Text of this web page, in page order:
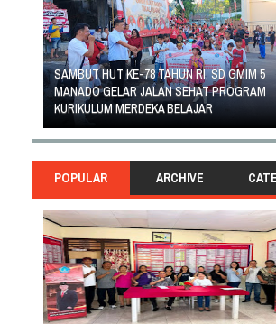
SDN 10 TUBABA GELAR KEGIATAN
PILAR PANCASILA
POPULAR ARCHIVE